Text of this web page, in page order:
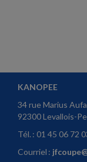
KANOPEE
34 rue Marius
92300 Levallois-
Tél. : 01 45 06 72
Courriel :